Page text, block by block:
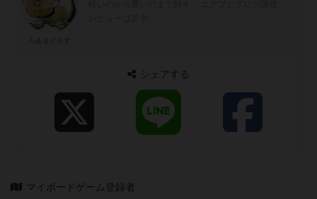
シェアする
マイボードゲーム登録者